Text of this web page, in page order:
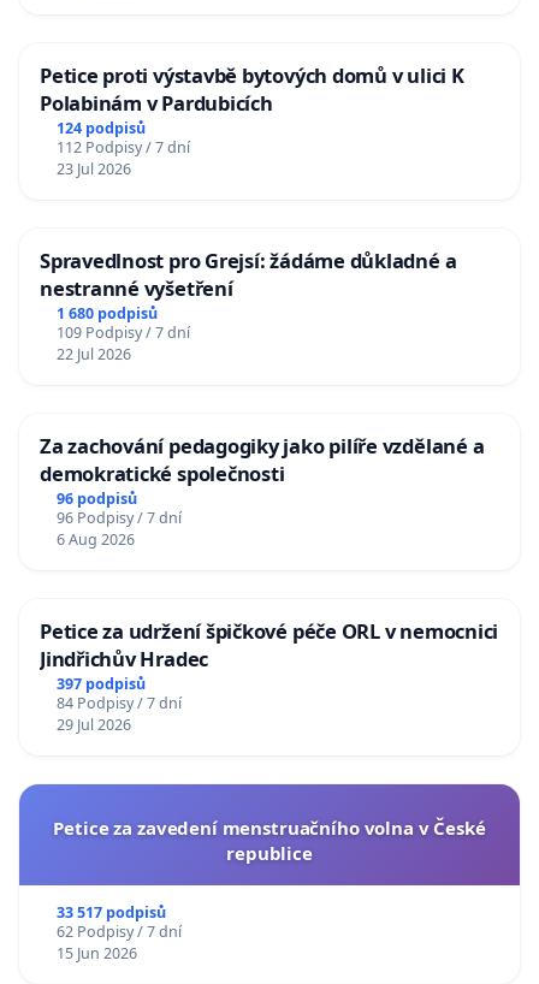
Petice proti výstavbě bytových domů v ulici K
Polabinám v Pardubicích
124 podpisů
112 Podpisy / 7 dní
23 Jul 2026
Spravedlnost pro Grejsí: žádáme důkladné a
nestranné vyšetření
1 680 podpisů
109 Podpisy / 7 dní
22 Jul 2026
Za zachování pedagogiky jako pilíře vzdělané a
demokratické společnosti
96 podpisů
96 Podpisy / 7 dní
6 Aug 2026
Petice za udržení špičkové péče ORL v nemocnici
Jindřichův Hradec
397 podpisů
84 Podpisy / 7 dní
29 Jul 2026
Petice za zavedení menstruačního volna v České
republice
33 517 podpisů
62 Podpisy / 7 dní
15 Jun 2026